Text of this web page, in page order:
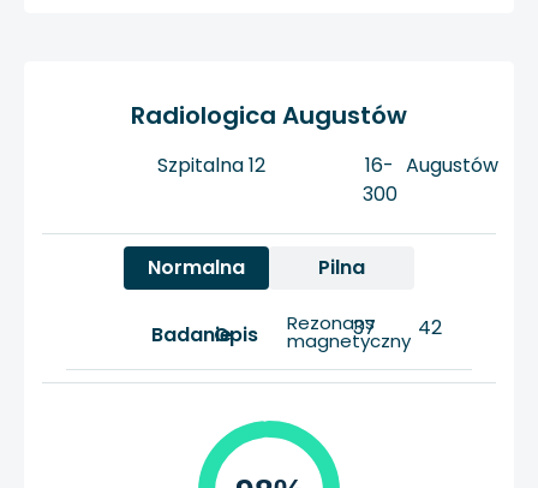
Radiologica Augustów
Szpitalna 12
16-
300
Augustów
Normalna Pilna
BadanieOpis Rezonans
magnetyczny
37 42